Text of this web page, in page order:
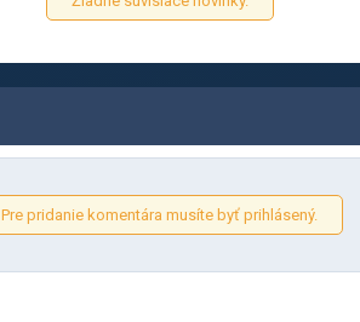
Pre pridanie komentára musíte byť prihlásený.